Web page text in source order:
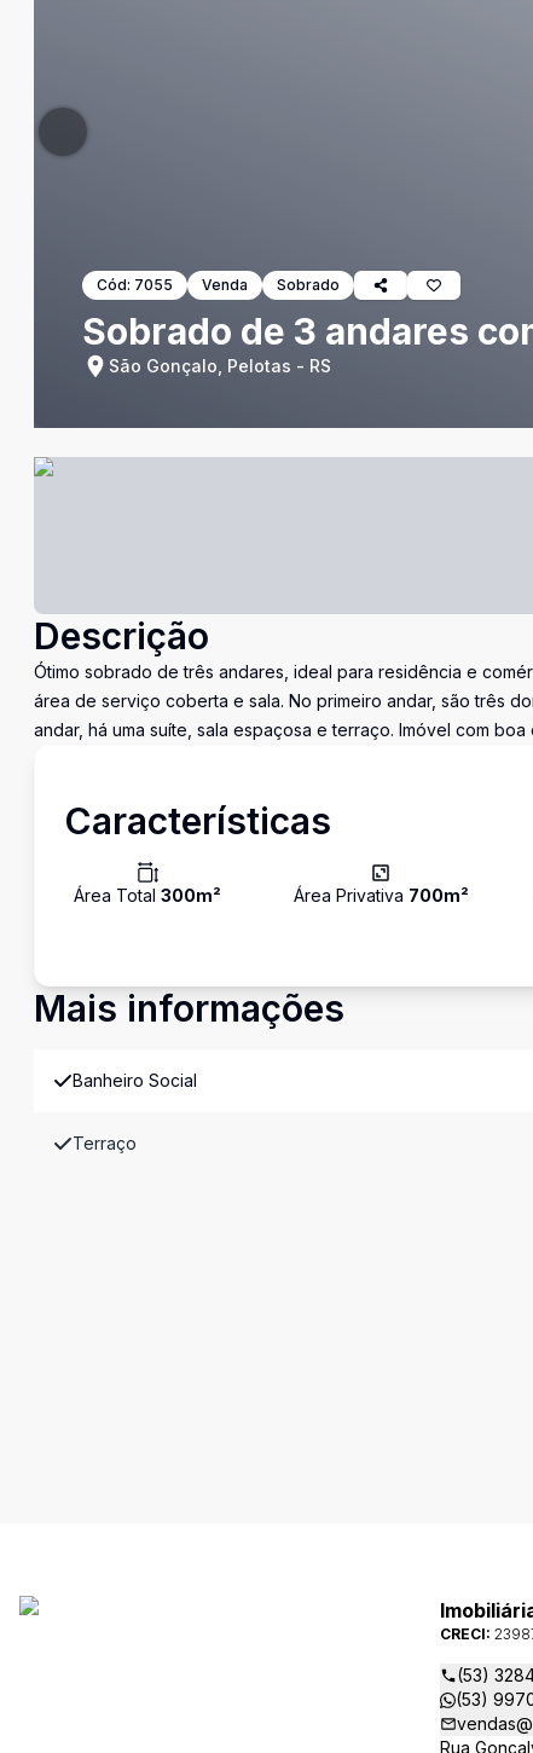
Cód: 7055 Venda Sobrado
Sobrado de 3 andares
São Gonçalo, Pelotas - RS
Descrição
Ótimo sobrado de três andares, ideal para residência e
área de serviço coberta e sala. No primeiro andar, são três
andar, há uma suíte, sala espaçosa e terraço. Imóvel com
Características
Área Total 300m² Área Privativa 700m²
Mais informações
Banheiro Social
Terraço
CRECI:
(53)
(53)
Rua